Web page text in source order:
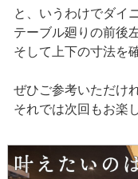
と、いうわけでダイ
テーブル廻りの前後
そして上下の寸法を
ぜひご参考いただけ
それでは次回もお楽